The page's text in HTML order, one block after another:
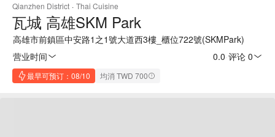
Qianzhen District · Thai Cuisine
瓦城 高雄SKM Park
高雄市前鎮區中安路1之1號大道西3樓_櫃位722號(SKMPark)
营业时间
0.0 评论 0
最早可预订：08/10 均消 TWD 700